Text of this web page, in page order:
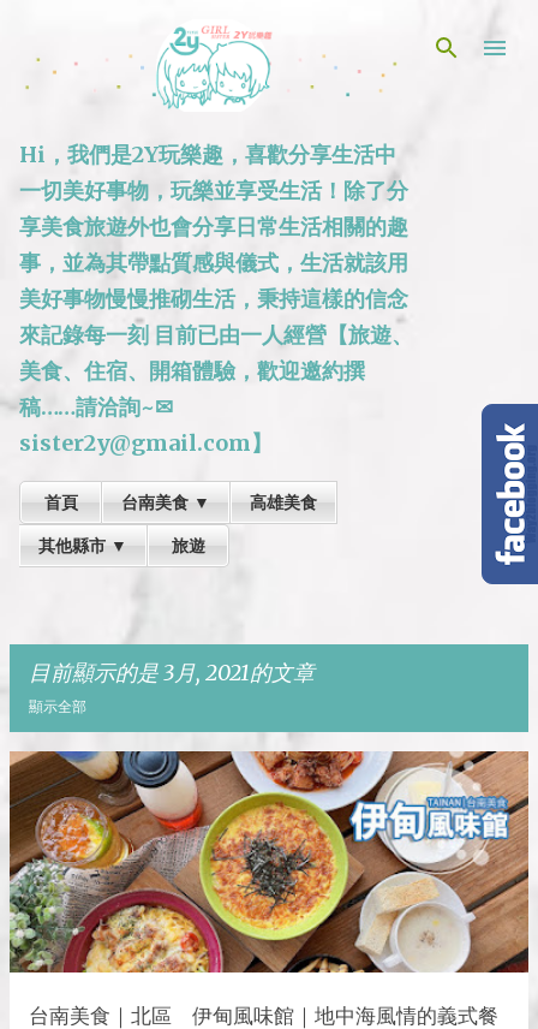
跳到主要內容
Hi，我們是2Y玩樂趣，喜歡分享生活中
一切美好事物，玩樂並享受生活！除了分
享美食旅遊外也會分享日常生活相關的趣
事，並為其帶點質感與儀式，生活就該用
美好事物慢慢推砌生活，秉持這樣的信念
來記錄每一刻 目前已由一人經營【旅遊、
美食、住宿、開箱體驗，歡迎邀約撰
稿……請洽詢~✉
sister2y@gmail.com】
首頁 台南美食 ▼ 高雄美食
其他縣市 ▼ 旅遊
目前顯示的是 3月, 2021的文章
顯示全部
發
表
文
章
台南美食｜北區 伊甸風味館｜地中海風情的義式餐